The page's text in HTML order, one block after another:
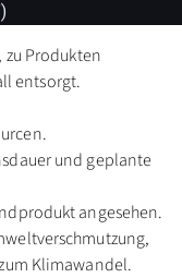
Produkten
entsorgt.
und geplante
angesehen.
Klimawandel.